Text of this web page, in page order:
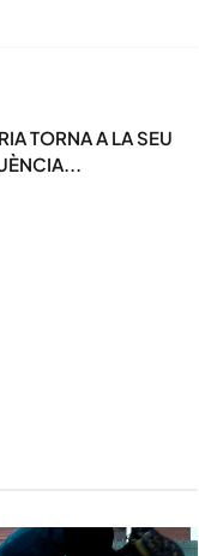
TORNA A LA SEU